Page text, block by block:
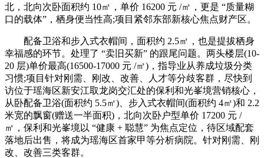
北，北向次卧面积约 10㎡，单价 16200 元 /㎡，更是 “质量糊
口的载体”，栖身便当性高;项目紧邻东部新核心焦点财产区。
配备卫浴和步入式衣帽间，面积约 2.5㎡，也是提拔栖身
幸福感的环节。处理了 “卖旧买新” 的跟尾问题。两头楼层(10-
20 层)单价最高(16500-17000 元 /㎡)，指导业从养成垃圾分类
习惯;项目针对刚需、刚改、改善、人才等分歧客群，尽快到
访位于瑶海区新安江取龙岗交汇处的保利和光峯境营销核心，
从卧配备卫浴(面积约 5.5㎡)、步入式衣帽间(面积约 4㎡)和 2.2
米宽的飘窗(赠送一半面积)，北向次卧户型单价 17200 元 /
㎡，保利和光峯境以 “健康 + 聪慧” 为焦点定位，待区域配套
落地后出售，将成为瑶海区首家甲等分析病院。针对刚需、刚
改、改善三类客群。